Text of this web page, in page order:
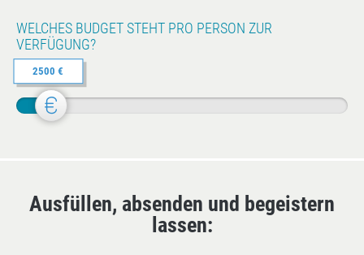
WELCHES BUDGET STEHT PRO PERSON ZUR
VERFÜGUNG?
2500 €
Ausfüllen, absenden und begeistern
lassen: